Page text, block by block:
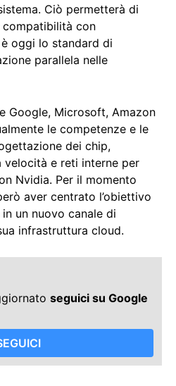
Ciò permetterà di
compatibilità con
oggi lo standard di
parallela nelle
Google, Microsoft, Amazon
le competenze e le
dei chip,
velocità e reti interne per
Nvidia. Per il momento
aver centrato l’obiettivo
un nuovo canale di
infrastruttura cloud.
seguici su Google